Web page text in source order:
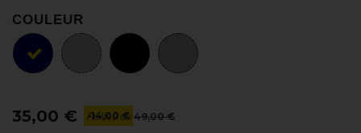
35,00 € Au lieu de 49,00 €
-14,00 €
COULEUR